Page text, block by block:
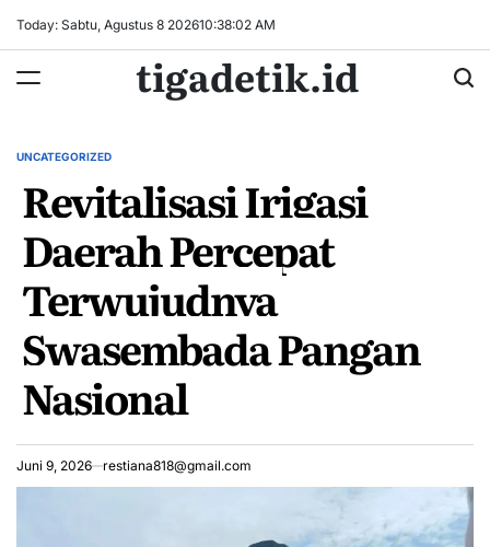
Today: Sabtu, Agustus 8 202610:38:02 AM
tigadetik.id
POSTED
UNCATEGORIZED
Revitalisasi Irigasi
Daerah Percepat
Terwujudnya
Swasembada Pangan
Nasional
Juni 9, 2026 restiana818@gmail.com